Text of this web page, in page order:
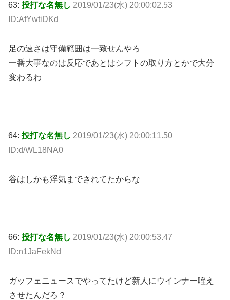
63:投打な名無し 2019/01/23(水) 20:00:02.53
ID:AfYwtiDKd
足の速さは守備範囲は一致せんやろ
一番大事なのは反応であとはシフトの取り方とかで大分
変わるわ
64:投打な名無し 2019/01/23(水) 20:00:11.50
ID:d/WL18NA0
谷はしかも浮気までされてたからな
66:投打な名無し 2019/01/23(水) 20:00:53.47
ID:n1JaFekNd
ガッフェニュースでやってたけど新人にウインナー咥え
させたんだろ？